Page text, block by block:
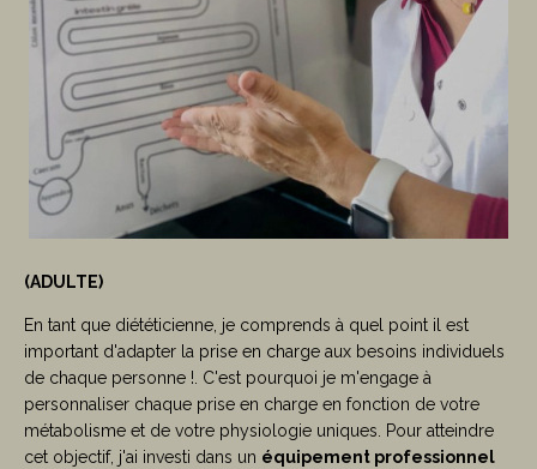
(ADULTE)
En tant que diététicienne, je comprends à quel point il est
important d'adapter la prise en charge aux besoins individuels
de chaque personne !. C'est pourquoi je m'engage à
personnaliser chaque prise en charge en fonction de votre
métabolisme et de votre physiologie uniques. Pour atteindre
cet objectif, j'ai investi dans un équipement professionnel